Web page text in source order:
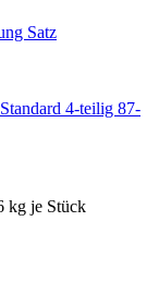
4-teilig 87-
kg je Stück